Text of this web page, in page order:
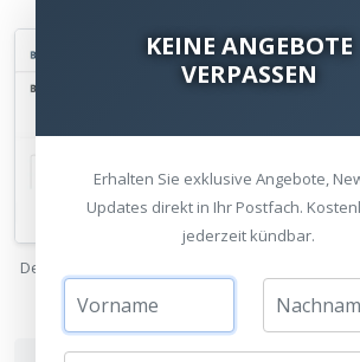
Der Reiter „Bildbreitenrechner“ am Ende
KEINE ANGEBOTE
VERPASSEN
Erhalten Sie exklusive Angebote,
Updates direkt in Ihr Postfach.
jederzeit kündbar.